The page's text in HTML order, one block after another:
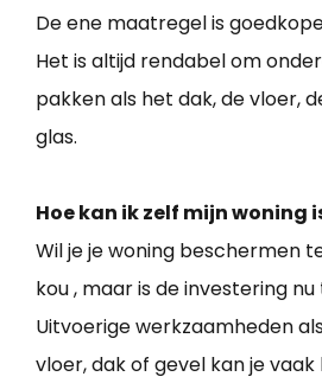
De ene maatregel is
Het is altijd rendabel om
pakken als het dak, de vloer,
glas.
Hoe kan ik zelf mijn woning
Wil je je woning beschermen
kou , maar is de investering
Uitvoerige werkzaamheden
vloer, dak of gevel kan je